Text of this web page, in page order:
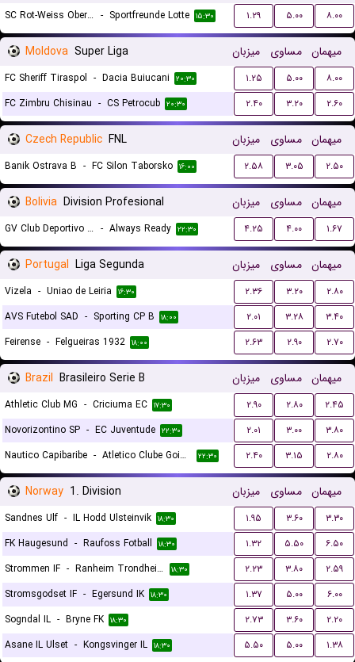
SC Rot-Weiss Oberhausen - Sportfreunde Lotte ۱۵:۳۰ ۱.۲۹ ۵.۰۰ ۸.۰۰
Moldova Super Liga میزبان مساوی میهمان
FC Sheriff Tiraspol - Dacia Buiucani ۲۰:۳۰ ۱.۲۵ ۵.۰۰
۸.۰۰
FC Zimbru Chisinau - CS Petrocub ۲۰:۳۰ ۲.۴۰ ۳.۲۰ ۲.۶۰
Czech Republic FNL میزبان مساوی میهمان
Banik Ostrava B - FC Silon Taborsko ۱۶:۰۰ ۲.۵۸ ۳.۰۵ ۲.۵۰
Bolivia Division Profesional میزبان مساوی میهمان
GV Club Deportivo San Jose de Oruro - Always Ready ۲۲:۳۰ ۴.۲۵ ۴.۰۰ ۱.۶۷
Portugal Liga Segunda میزبان مساوی میهمان
Vizela - Uniao de Leiria ۱۶:۳۰ ۲.۳۶ ۳.۲۰
۲.۸۰
AVS Futebol SAD - Sporting CP B ۱۸:۰۰ ۲.۰۱ ۳.۲۸
۳.۴۰
Feirense - Felgueiras 1932 ۱۸:۰۰ ۲.۶۳ ۲.۹۰ ۲.۷۰
Brazil Brasileiro Serie B میزبان مساوی میهمان
Athletic Club MG - Criciuma EC ۱۷:۳۰ ۲.۹۰ ۲.۸۰
۲.۴۵
Novorizontino SP - EC Juventude ۲۲:۳۰ ۲.۰۱ ۳.۰۰
۳.۸۰
Nautico Capibaribe - Atletico Clube Goianiense ۲۲:۳۰ ۲.۴۰ ۳.۱۵ ۲.۸۰
Norway 1. Division میزبان مساوی میهمان
Sandnes Ulf - IL Hodd Ulsteinvik ۱۸:۳۰ ۱.۹۵ ۳.۶۰
۳.۳۰
FK Haugesund - Raufoss Fotball ۱۸:۳۰ ۱.۳۲ ۵.۵۰
۶.۵۰
Strommen IF - Ranheim Trondheim ۱۸:۳۰ ۲.۲۳ ۳.۸۰
۲.۵۹
Stromsgodset IF - Egersund IK ۱۸:۳۰ ۱.۳۷ ۵.۰۰
۶.۰۰
Sogndal IL - Bryne FK ۱۸:۳۰ ۲.۷۳ ۳.۶۰
۲.۲۰
Asane IL Ulset - Kongsvinger IL ۱۸:۳۰ ۵.۵۰ ۵.۰۰ ۱.۳۸